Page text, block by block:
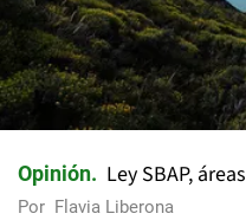
Opinión Ley SBAP,
Por Flavia Liberona